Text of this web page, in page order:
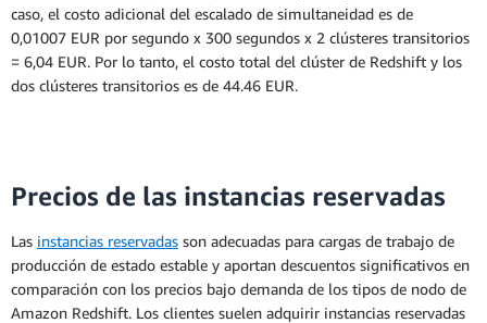
caso, el costo adicional del escalado de simultaneidad es de
0,01007 EUR por segundo x 300 segundos x 2 clústeres transitorios
= 6,04 EUR. Por lo tanto, el costo total del clúster de Redshift y los
dos clústeres transitorios es de 44.46 EUR.
Precios de las instancias reservadas
Las instancias reservadas son adecuadas para cargas de trabajo de
producción de estado estable y aportan descuentos significativos en
comparación con los precios bajo demanda de los tipos de nodo de
Amazon Redshift. Los clientes suelen adquirir instancias reservadas